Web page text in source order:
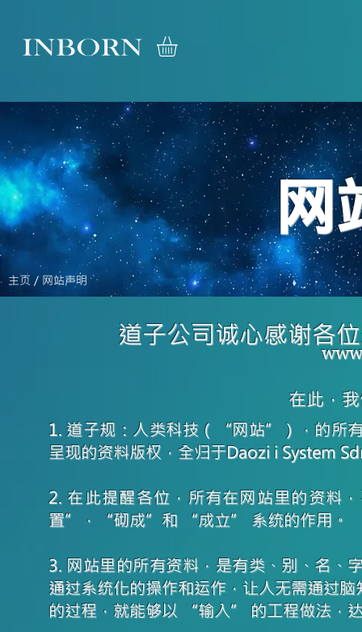
网
主页 / 网站声明
道子公司诚心感谢各
在此，
1. 道子规：人类科技（“网站”），的所
呈现的资料版权，全归于Daozi i System
2. 在此提醒各位，所有在网站里的资
置”，“砌成”和 “成立” 系统的作用。
3. 网站里的所有资料，是有类、别、名、
通过系统化的操作和运作，让人无需通
的过程，就能够以 “输入” 的工程做法，